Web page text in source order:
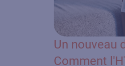
Un nouveau
Comment